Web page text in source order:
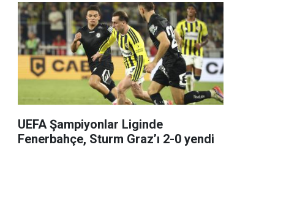
UEFA Şampiyonlar Liginde
Fenerbahçe, Sturm Graz’ı 2-0 yendi